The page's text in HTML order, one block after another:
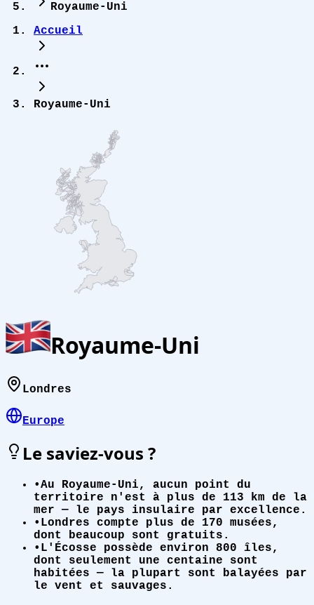
Royaume-Uni
Accueil
Royaume-Uni
Royaume-Uni
Londres
Europe
Le saviez-vous ?
•Au Royaume-Uni, aucun point du
territoire n'est à plus de 113 km de la
mer — le pays insulaire par excellence.
• Londres compte plus de 170 musées,
dont beaucoup sont gratuits.
• L'Écosse possède environ 800 îles,
dont seulement une centaine sont
habitées — la plupart sont balayées par
le vent et sauvages.